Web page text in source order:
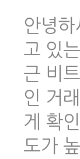
안녕
고 있
근 비
인 거
게 확
도가